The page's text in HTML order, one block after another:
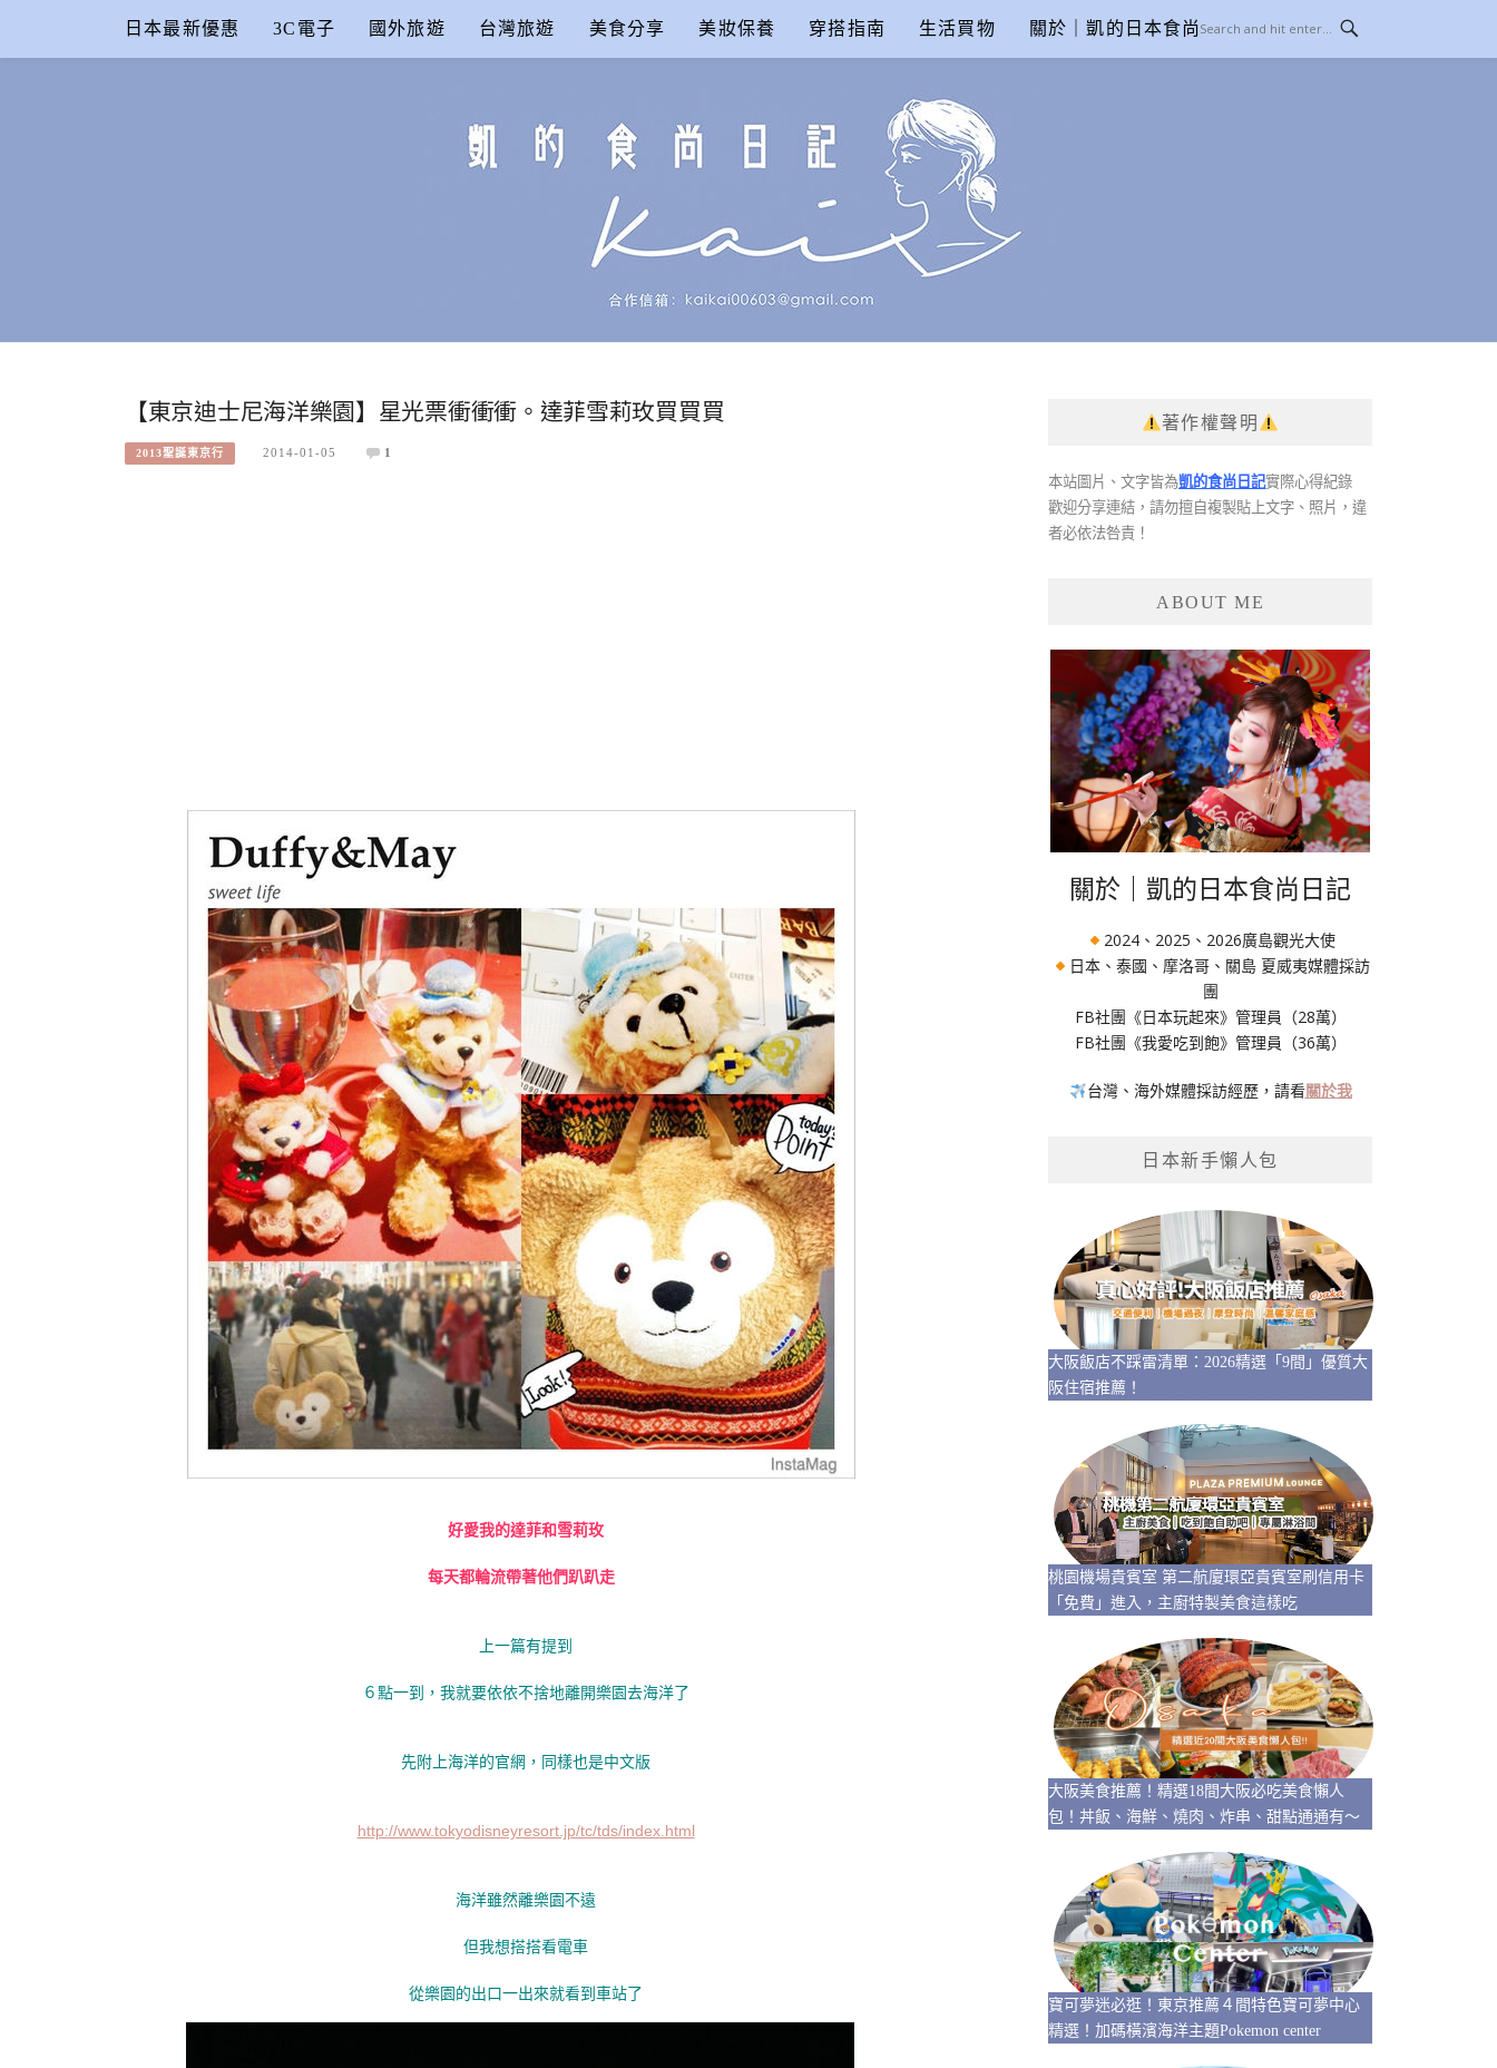
content
日本最新優惠 3C電子 國外旅遊 台灣旅遊 美食分享 美妝保養 穿搭指南 生活買物 關於｜凱的日本食尚日記
【東京迪士尼海洋樂園】星光票衝衝衝。達菲雪莉玫買買買
2013聖誕東京行 2014-01-05 1
好愛我的達菲和雪莉玫
每天都輪流帶著他們趴趴走
上一篇有提到
６點一到，我就要依依不捨地離開樂園去海洋了
先附上海洋的官網，同樣也是中文版
http://www.tokyodisneyresort.jp/tc/tds/index.html
海洋雖然離樂園不遠
但我想搭搭看電車
從樂園的出口一出來就看到車站了
著作權聲明
本站圖片、文字皆為凱的食尚日記實際心得紀錄
歡迎分享連結，請勿擅自複製貼上文字、照片，違
者必依法咎責！
ABOUT ME
關於｜凱的日本食尚日記
2024、2025、2026廣島觀光大使
日本、泰國、摩洛哥、關島 夏威夷媒體採訪
團
FB社團《日本玩起來》管理員（28萬）
FB社團《我愛吃到飽》管理員（36萬）
台灣、海外媒體採訪經歷，請看關於我
日本新手懶人包
大阪飯店不踩雷清單：2026精選「9間」優質大
阪住宿推薦！
桃園機場貴賓室 第二航廈環亞貴賓室刷信用卡
「免費」進入，主廚特製美食這樣吃
大阪美食推薦！精選18間大阪必吃美食懶人
包！丼飯、海鮮、燒肉、炸串、甜點通通有～
寶可夢迷必逛！東京推薦４間特色寶可夢中心
精選！加碼橫濱海洋主題Pokemon center